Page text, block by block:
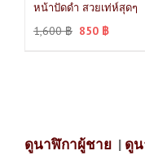
หน้าปัดดำ สวยเท่ห์สุดๆ
1,600฿ 850 ฿
ดูนาฬิกาผู้ชาย | ดู